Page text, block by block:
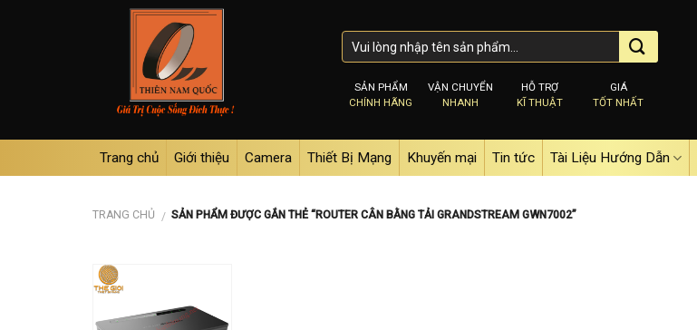
SẢN PHẨM
CHÍNH HÃNG
VẬN CHUYỂN
NHANH
HỖ TRỢ
KĨ THUẬT
GIÁ
TỐT NHẤT
Trang chủ Giới thiệu Camera Thiết Bị Mạng Khuyến mại Tin tức Tài Liệu Hướng Dẫn
TRANG CHỦ / SẢN PHẨM ĐƯỢC GẮN THẺ “ROUTER CÂN BẰNG TẢI GRANDSTREAM GWN7002”